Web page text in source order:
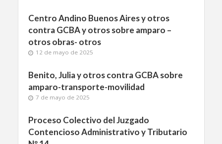
Centro Andino Buenos Aires y otros
contra GCBA y otros sobre amparo –
otros obras- otros
12 de mayo de 2025
Benito, Julia y otros contra GCBA sobre
amparo-transporte-movilidad
7 de mayo de 2025
Proceso Colectivo del Juzgado
Contencioso Administrativo y Tributario